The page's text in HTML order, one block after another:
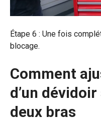
Étape 6 : Une fois
blocage.
Comment
d’un
deux bras